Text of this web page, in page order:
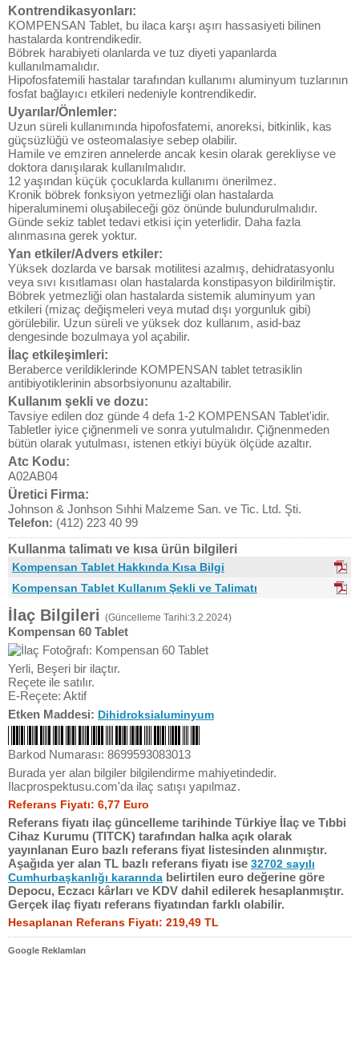
Kontrendikasyonları:
KOMPENSAN Tablet, bu ilaca karşı aşırı hassasiyeti bilinen
hastalarda kontrendikedir.
Böbrek harabiyeti olanlarda ve tuz diyeti yapanlarda
kullanılmamalıdır.
Hipofosfatemili hastalar tarafından kullanımı aluminyum tuzlarının
fosfat bağlayıcı etkileri nedeniyle kontrendikedir.
Uyarılar/Önlemler:
Uzun süreli kullanımında hipofosfatemi, anoreksi, bitkinlik, kas
güçsüzlüğü ve osteomalasiye sebep olabilir.
Hamile ve emziren annelerde ancak kesin olarak gerekliyse ve
doktora danışılarak kullanılmalıdır.
12 yaşından küçük çocuklarda kullanımı önerilmez.
Kronik böbrek fonksiyon yetmezliği olan hastalarda
hiperaluminemi oluşabileceği göz önünde bulundurulmalıdır.
Günde sekiz tablet tedavi etkisi için yeterlidir. Daha fazla
alınmasına gerek yoktur.
Yan etkiler/Advers etkiler:
Yüksek dozlarda ve barsak motilitesi azalmış, dehidratasyonlu
veya sıvı kısıtlaması olan hastalarda konstipasyon bildirilmiştir.
Böbrek yetmezliği olan hastalarda sistemik aluminyum yan
etkileri (mizaç değişmeleri veya mutad dışı yorgunluk gibi)
görülebilir. Uzun süreli ve yüksek doz kullanım, asid-baz
dengesinde bozulmaya yol açabilir.
İlaç etkileşimleri:
Beraberce verildiklerinde KOMPENSAN tablet tetrasiklin
antibiyotiklerinin absorbsiyonunu azaltabilir.
Kullanım şekli ve dozu:
Tavsiye edilen doz günde 4 defa 1-2 KOMPENSAN Tablet'idir.
Tabletler iyice çiğnenmeli ve sonra yutulmalıdır. Çiğnenmeden
bütün olarak yutulması, istenen etkiyi büyük ölçüde azaltır.
Atc Kodu:
A02AB04
Üretici Firma:
Johnson & Jonhson Sıhhi Malzeme San. ve Tic. Ltd. Şti.
Telefon: (412) 223 40 99
Kullanma talimatı ve kısa ürün bilgileri
Kompensan Tablet Hakkında Kısa Bilgi
Kompensan Tablet Kullanım Şekli ve Talimatı
İlaç Bilgileri (Güncelleme Tarihi:3.2.2024)
Kompensan 60 Tablet
Yerli, Beşeri bir ilaçtır.
Reçete ile satılır.
E-Reçete: Aktif
Etken Maddesi: Dihidroksialuminyum
Barkod Numarası: 8699593083013
Burada yer alan bilgiler bilgilendirme mahiyetindedir.
Ilacprospektusu.com'da ilaç satışı yapılmaz.
Referans Fiyatı: 6,77 Euro
Referans fiyatı ilaç güncelleme tarihinde Türkiye İlaç ve Tıbbi
Cihaz Kurumu (TITCK) tarafından halka açık olarak
yayınlanan Euro bazlı referans fiyat listesinden alınmıştır.
Aşağıda yer alan TL bazlı referans fiyatı ise 32702 sayılı
Cumhurbaşkanlığı kararında belirtilen euro değerine göre
Depocu, Eczacı kârları ve KDV dahil edilerek hesaplanmıştır.
Gerçek ilaç fiyatı referans fiyatından farklı olabilir.
Hesaplanan Referans Fiyatı: 219,49 TL
Google Reklamları